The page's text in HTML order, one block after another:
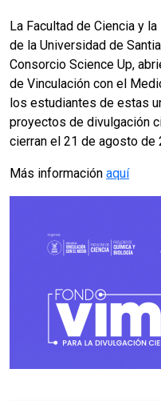
La Facultad de Ciencia y
de la Universidad de
Consorcio Science Up,
de Vinculación con el
los estudiantes de estas
proyectos de divulgación
cierran el 21 de agosto de
Más información aquí